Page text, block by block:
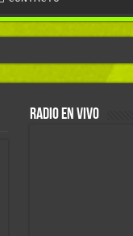
RADIO EN VIVO